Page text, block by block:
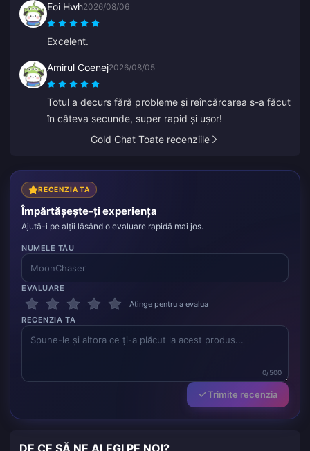
Eoi Hwh2026/08/06
Excelent.
Amirul Coenej2026/08/05
Totul a decurs fără probleme și reîncărcarea s-a făcut
în câteva secunde, super rapid și ușor!
Gold Chat Toate recenziile
RECENZIA TA
Împărtășește-ți experiența
Ajută-i pe alții lăsând o evaluare rapidă mai jos.
NUMELE TĂU
EVALUARE
Atinge pentru a evalua
RECENZIA TA
0/500
Trimite recenzia
DE CE SĂ NE ALEGI PE NOI?